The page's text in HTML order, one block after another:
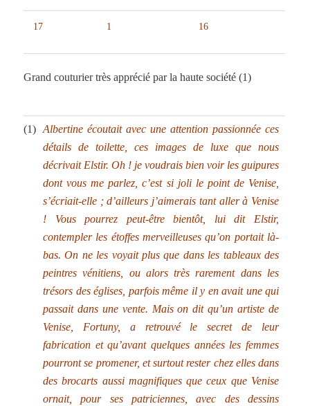
17 1 16
Grand couturier très apprécié par la haute société (1)
(1) Albertine écoutait avec une attention passionnée ces
détails de toilette, ces images de luxe que nous
décrivait Elstir. Oh ! je voudrais bien voir les guipures
dont vous me parlez, c’est si joli le point de Venise,
s’écriait-elle ; d’ailleurs j’aimerais tant aller à Venise
! Vous pourrez peut-être bientôt, lui dit Elstir,
contempler les étoffes merveilleuses qu’on portait là-
bas. On ne les voyait plus que dans les tableaux des
peintres vénitiens, ou alors très rarement dans les
trésors des églises, parfois même il y en avait une qui
passait dans une vente. Mais on dit qu’un artiste de
Venise, Fortuny, a retrouvé le secret de leur
fabrication et qu’avant quelques années les femmes
pourront se promener, et surtout rester chez elles dans
des brocarts aussi magnifiques que ceux que Venise
ornait, pour ses patriciennes, avec des dessins